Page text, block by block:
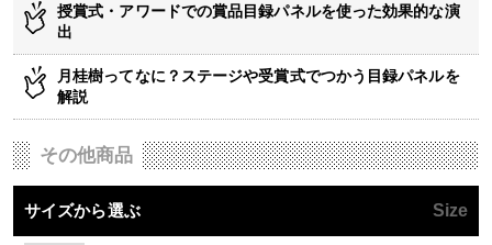
授賞式・アワードでの賞品目録パネルを使った効果的な演
出
月桂樹ってなに？ステージや受賞式でつかう目録パネルを
解説
その他商品
サイズから選ぶ Size